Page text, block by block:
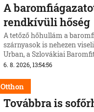
A
rendkívüli hőség
A tetőző hőhullám a
szárnyasok is nehezen
Urban, a Szlovákiai
6. 8. 2026, 13:54:56
Otthon
Továbbra is